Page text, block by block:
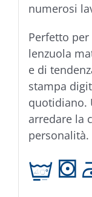
numerosi
Perfetto
lenzuola
e di
stampa
quotidiano.
arredare la
personalità.
t V